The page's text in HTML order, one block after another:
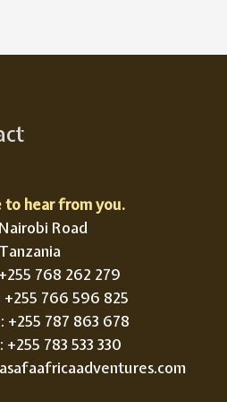
to hear from you.
Road
768 262 279
+255 766 596 825
+255 787 863 678
783 533 330